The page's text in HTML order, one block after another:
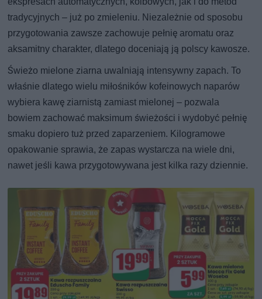
tradycyjnych – już po zmieleniu. Niezależnie od sposobu
przygotowania zawsze zachowuje pełnię aromatu oraz
aksamitny charakter, dlatego doceniają ją polscy kawosze.
Świeżo mielone ziarna uwalniają intensywny zapach. To
właśnie dlatego wielu miłośników kofeinowych naparów
wybiera kawę ziarnistą zamiast mielonej – pozwala
bowiem zachować maksimum świeżości i wydobyć pełnię
smaku dopiero tuż przed zaparzeniem. Kilogramowe
opakowanie sprawia, że zapas wystarcza na wiele dni,
nawet jeśli kawa przygotowywana jest kilka razy dziennie.